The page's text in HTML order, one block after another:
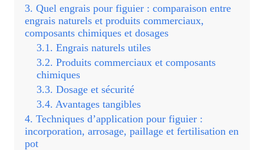
Quel engrais pour figuier : comparaison entre
engrais naturels et produits commerciaux,
composants chimiques et dosages
Engrais naturels utiles
Produits commerciaux et composants
chimiques
Dosage et sécurité
Avantages tangibles
Techniques d’application pour figuier :
incorporation, arrosage, paillage et fertilisation en
pot